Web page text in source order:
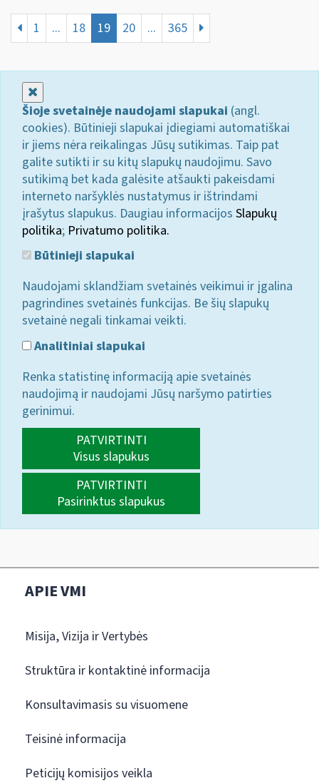
1 ... 18 19 20 ... 365
Šioje svetainėje naudojami slapukai (angl.
cookies). Būtinieji slapukai įdiegiami automatiškai
ir jiems nėra reikalingas Jūsų sutikimas. Taip pat
galite sutikti ir su kitų slapukų naudojimu. Savo
sutikimą bet kada galėsite atšaukti pakeisdami
interneto naršyklės nustatymus ir ištrindami
įrašytus slapukus. Daugiau informacijos Slapukų
politika; Privatumo politika.
Būtinieji slapukai
Naudojami sklandžiam svetainės veikimui ir įgalina
pagrindines svetainės funkcijas. Be šių slapukų
svetainė negali tinkamai veikti.
Analitiniai slapukai
Renka statistinę informaciją apie svetainės
naudojimą ir naudojami Jūsų naršymo patirties
gerinimui.
PATVIRTINTI
Visus slapukus
PATVIRTINTI
Pasirinktus slapukus
APIE VMI
Misija, Vizija ir Vertybės
Struktūra ir kontaktinė informacija
Konsultavimasis su visuomene
Teisinė informacija
Peticijų komisijos veikla